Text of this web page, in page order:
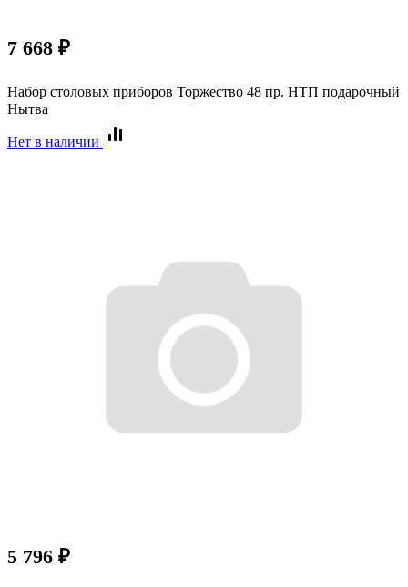
7 668 ₽
Набор столовых приборов Торжество 48 пр. НТП подарочный
Нытва
Нет в наличии
5 796 ₽